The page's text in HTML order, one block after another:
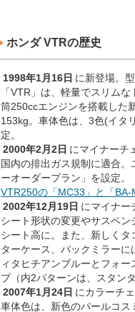
ホンダ VTRの歴史
1998年1月16日 に新登場。型
「VTR」は、軽量でスリム
筒250ccエンジンを搭載した
153kg。車体色は、3色(イタ
定。
2000年2月2日 にマイナーチ
国内の排出ガス規制に適合
ーオーダープラン」を設定。
VTR250の「MC33」と「BA-
2002年12月19日 にマイナー
シート形状の変更やサスペ
シート高に。また、新しく
ターケース、バックミラー
ィタヒチアンブルーとフォ
プ（内2パターンは、スタン
2007年1月24日 にカラーチェ
車体色は、新色のパールコス